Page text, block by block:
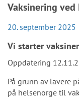
Vaksinering
20. september 2025
Vi starter
Oppdatering
På grunn av lavere
på helsenorge til